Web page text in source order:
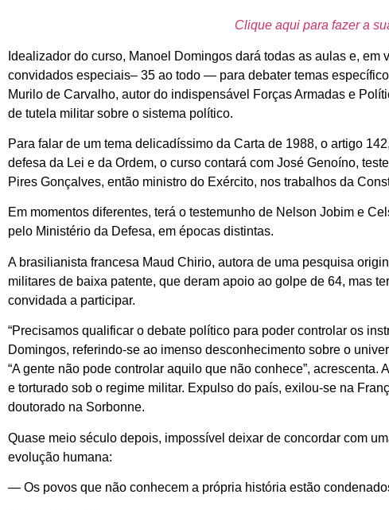
Clique aqui para fazer a
Idealizador do curso, Manoel Domingos dará todas as aulas e,
convidados especiais– 35 ao todo — para debater temas
Murilo de Carvalho, autor do indispensável Forças Armadas e
de tutela militar sobre o sistema político.
Para falar de um tema delicadíssimo da Carta de 1988, o artigo
defesa da Lei e da Ordem, o curso contará com José Genoíno,
Pires Gonçalves, então ministro do Exército, nos trabalhos da
Em momentos diferentes, terá o testemunho de Nelson Jobim e
pelo Ministério da Defesa, em épocas distintas.
A brasilianista francesa Maud Chirio, autora de uma pesquisa
militares de baixa patente, que deram apoio ao golpe de 64, mas
convidada a participar.
“Precisamos qualificar o debate político para poder controlar os
Domingos, referindo-se ao imenso desconhecimento sobre o
“A gente não pode controlar aquilo que não conhece”,
e torturado sob o regime militar. Expulso do país, exilou-se na
doutorado na Sorbonne.
Quase meio século depois, impossível deixar de concordar com
evolução humana:
— Os povos que não conhecem a própria história estão